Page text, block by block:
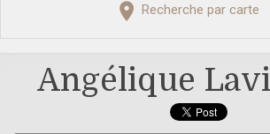
Recherche par carte
Angélique